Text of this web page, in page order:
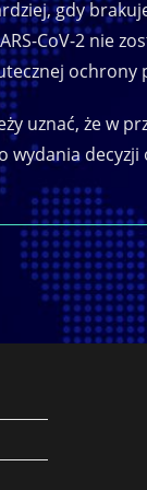
gdy
CoV-2 nie
ochrony
uznać, że w
wydania